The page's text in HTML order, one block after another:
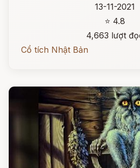
13-11-2021
⭐ 4.8
4,663 lượt
Cổ tích Nhật Bản